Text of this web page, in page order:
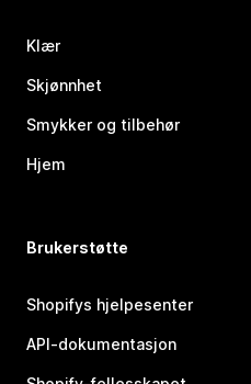
Klær
Skjønnhet
Smykker og tilbehør
Hjem
Brukerstøtte
Shopifys hjelpesenter
API-dokumentasjon